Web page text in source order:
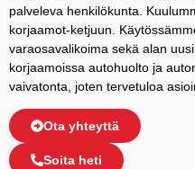
palveleva henkilökunta.
korjaamot-ketjuun.
varaosavalikoima sekä alan
korjaamoissa autohuolto ja
vaivatonta, joten tervetuloa
Ota yhteyttä
Soita heti